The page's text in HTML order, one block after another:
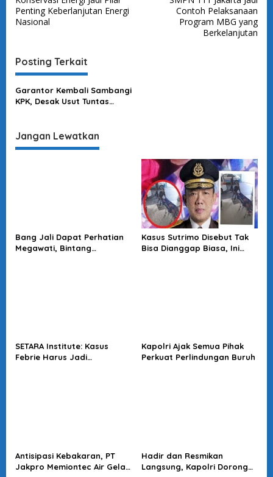
a
v
g
a
s
i
o
Penting Keberlanjutan Energi
Nasional
Contoh Pelaksanaan
Program MBG yang
Berkelanjutan
Posting Terkait
Garantor Kembali Sambangi
KPK, Desak Usut Tuntas
Jangan Lewatkan
Bang Jali Dapat Perhatian
Megawati, Bintang
Kasus Sutrimo Disebut Tak
Bisa Dianggap Biasa, Ini
SETARA Institute: Kasus
Febrie Harus Jadi
Kapolri Ajak Semua Pihak
Perkuat Perlindungan Buruh
Antisipasi Kebakaran, PT
Jakpro Memiontec Air Gelar
Hadir dan Resmikan
Langsung, Kapolri Dorong